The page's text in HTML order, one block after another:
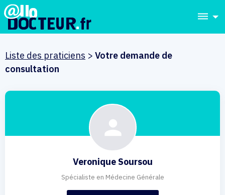
dehaze
Liste des praticiens > Votre demande de
consultation
Veronique Soursou
Spécialiste en Médecine Générale